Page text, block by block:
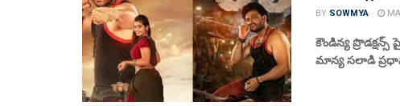
BY SOWMYA
కౌండిన్య
మాన్య సలాడి ప్రధాన